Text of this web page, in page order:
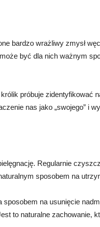
bardzo wrażliwy zmysł
być dla nich ważnym
próbuje zidentyfikować
nas jako „swojego” i
Regularnie
sposobem na
na usunięcie
to naturalne zachowanie,